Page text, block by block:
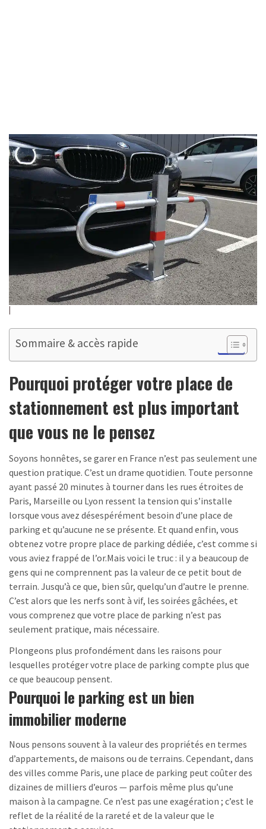
Sommaire & accès rapide
Pourquoi protéger votre place de
stationnement est plus important
que vous ne le pensez
Soyons honnêtes, se garer en France n’est pas seulement une
question pratique. C’est un drame quotidien. Toute personne
ayant passé 20 minutes à tourner dans les rues étroites de
Paris, Marseille ou Lyon ressent la tension qui s’installe
lorsque vous avez désespérément besoin d’une place de
parking et qu’aucune ne se présente. Et quand enfin, vous
obtenez votre propre place de parking dédiée, c’est comme si
vous aviez frappé de l’or.Mais voici le truc : il y a beaucoup de
gens qui ne comprennent pas la valeur de ce petit bout de
terrain. Jusqu’à ce que, bien sûr, quelqu’un d’autre le prenne.
C’est alors que les nerfs sont à vif, les soirées gâchées, et
vous comprenez que votre place de parking n’est pas
seulement pratique, mais nécessaire.
Plongeons plus profondément dans les raisons pour
lesquelles protéger votre place de parking compte plus que
ce que beaucoup pensent.
Pourquoi le parking est un bien
immobilier moderne
Nous pensons souvent à la valeur des propriétés en termes
d’appartements, de maisons ou de terrains. Cependant, dans
des villes comme Paris, une place de parking peut coûter des
dizaines de milliers d’euros — parfois même plus qu’une
maison à la campagne. Ce n’est pas une exagération ; c’est le
reflet de la réalité de la rareté et de la valeur que le